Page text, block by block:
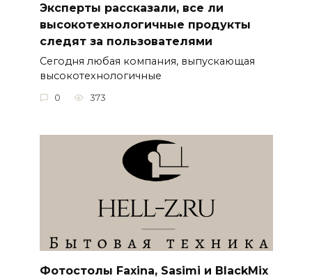
Эксперты рассказали, все ли
высокотехнологичные продукты
следят за пользователями
Сегодня любая компания, выпускающая
высокотехнологичные
0 373
Фотостолы Faxina, Sasimi и BlackMix